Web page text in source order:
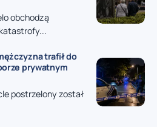
obchodzą
trafił do
prywatnym
postrzelony został